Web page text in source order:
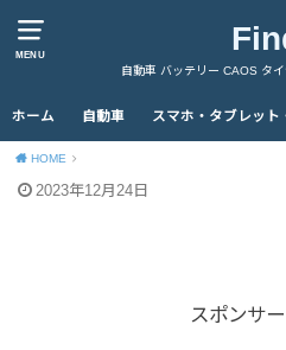
MENU
自動車 バッテリー CAOS タ
ホーム 自動車 スマホ・タブレット
HOME
2023年12月24日
スポンサ